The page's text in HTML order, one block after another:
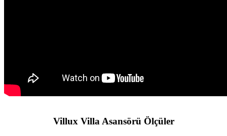
Villux Villa Asansörü Ölçüler